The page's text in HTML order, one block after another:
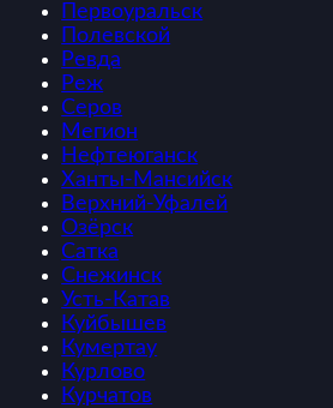
Первоуральск
Полевской
Ревда
Реж
Серов
Мегион
Нефтеюганск
Ханты-Мансийск
Верхний-Уфалей
Озёрск
Сатка
Снежинск
Усть-Катав
Куйбышев
Кумертау
Курлово
Курчатов